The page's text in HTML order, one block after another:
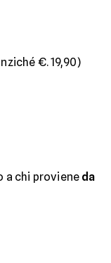
€. 19,90)
a chi proviene da